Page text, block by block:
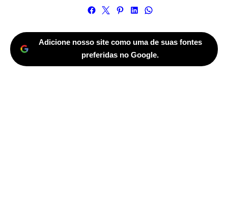
Adicione nosso site como uma de suas fontes
preferidas no Google.